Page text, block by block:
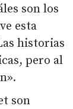
son los
esta
historias
pero al
son